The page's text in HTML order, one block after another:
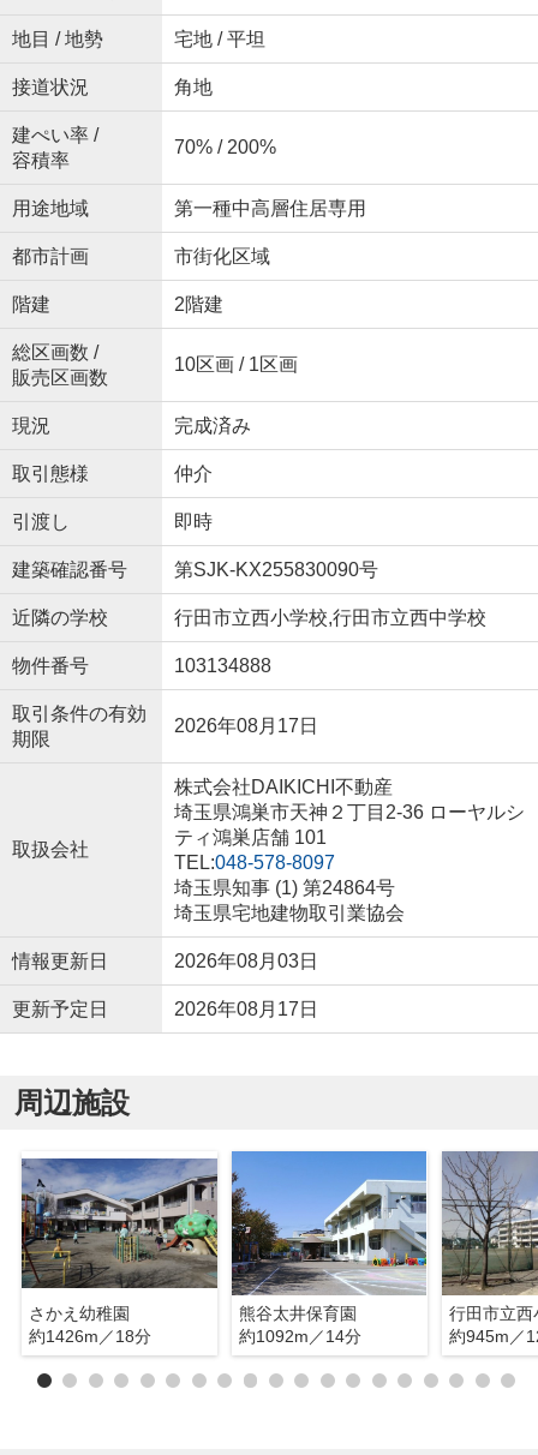
地目 / 地勢 宅地 / 平坦
接道状況 角地
建ぺい率 /
容積率
70% / 200%
用途地域 第一種中高層住居専用
都市計画 市街化区域
階建 2階建
総区画数 /
販売区画数
10区画 / 1区画
現況 完成済み
取引態様 仲介
引渡し 即時
建築確認番号 第SJK-KX255830090号
近隣の学校 行田市立西小学校,行田市立西中学校
物件番号 103134888
取引条件の有効
期限
2026年08月17日
取扱会社
株式会社DAIKICHI不動産
埼玉県鴻巣市天神２丁目2-36 ローヤルシ
ティ鴻巣店舗 101
TEL:048-578-8097
埼玉県知事 (1) 第24864号
埼玉県宅地建物取引業協会
情報更新日 2026年08月03日
更新予定日 2026年08月17日
周辺施設
さかえ幼稚園
約1426m／18分
熊谷太井保育園
約1092m／14分
行田市立西
約945m／